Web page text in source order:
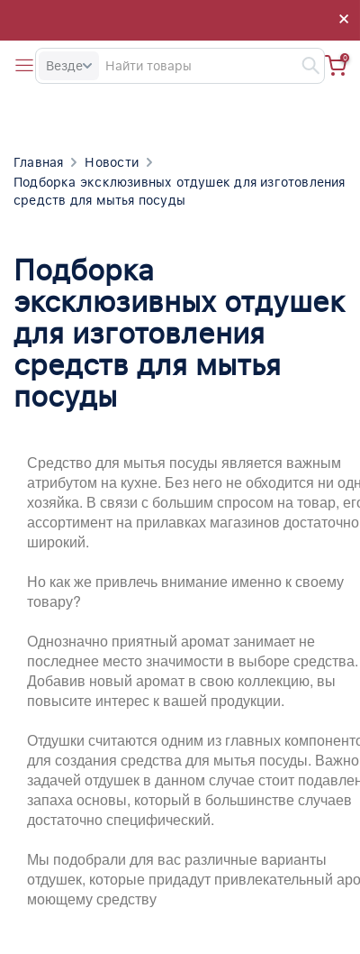
×
×
Везде
0
Главная
Новости
Подборка эксклюзивных отдушек для изготовления
средств для мытья посуды
Подборка
эксклюзивных отдушек
для изготовления
средств для мытья
посуды
Средство для мытья посуды является важным
атрибутом на кухне. Без него не обходится ни одна
хозяйка. В связи с большим спросом на товар, его
ассортимент на прилавках магазинов достаточно
широкий.
Но как же привлечь внимание именно к своему
товару?
Однозначно приятный аромат занимает не
последнее место значимости в выборе средства.
Добавив новый аромат в свою коллекцию, вы
повысите интерес к вашей продукции.
Отдушки считаются одним из главных
для создания средства для мытья посуды. Важной
задачей отдушек в данном случае стоит
запаха основы, который в большинстве случаев
достаточно специфический.
Мы подобрали для вас различные варианты
отдушек, которые придадут привлекательный
моющему средству